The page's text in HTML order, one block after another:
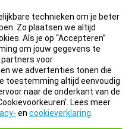
technieken om je beter
Zo plaatsen we altijd
Als je op “Accepteren”
om jouw gegevens te
voor
we advertenties tonen die
toestemming altijd eenvoudig
naar de onderkant van de
Lees meer
en cookieverklaring